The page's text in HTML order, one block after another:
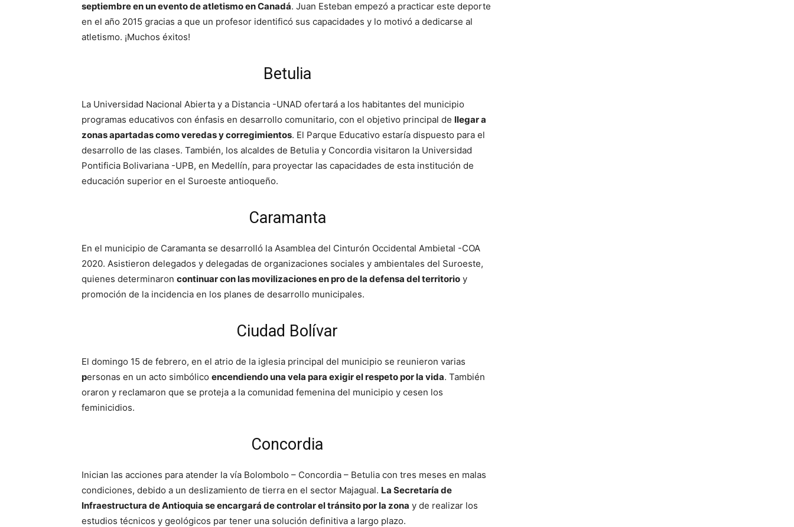
septiembre en un evento de atletismo en Canadá. Juan Esteban empezó a practicar este deporte
en el año 2015 gracias a que un profesor identificó sus capacidades y lo motivó a dedicarse al
atletismo. ¡Muchos éxitos!
Betulia
La Universidad Nacional Abierta y a Distancia -UNAD ofertará a los habitantes del municipio
programas educativos con énfasis en desarrollo comunitario, con el objetivo principal de llegar a
zonas apartadas como veredas y corregimientos. El Parque Educativo estaría dispuesto para el
desarrollo de las clases. También, los alcaldes de Betulia y Concordia visitaron la Universidad
Pontificia Bolivariana -UPB, en Medellín, para proyectar las capacidades de esta institución de
educación superior en el Suroeste antioqueño.
Caramanta
En el municipio de Caramanta se desarrolló la Asamblea del Cinturón Occidental Ambietal -COA
2020. Asistieron delegados y delegadas de organizaciones sociales y ambientales del Suroeste,
quienes determinaron continuar con las movilizaciones en pro de la defensa del territorio y
promoción de la incidencia en los planes de desarrollo municipales.
Ciudad Bolívar
El domingo 15 de febrero, en el atrio de la iglesia principal del municipio se reunieron varias
personas en un acto simbólico encendiendo una vela para exigir el respeto por la vida. También
oraron y reclamaron que se proteja a la comunidad femenina del municipio y cesen los
feminicidios.
Concordia
Inician las acciones para atender la vía Bolombolo – Concordia – Betulia con tres meses en malas
condiciones, debido a un deslizamiento de tierra en el sector Majagual. La Secretaría de
Infraestructura de Antioquia se encargará de controlar el tránsito por la zona y de realizar los
estudios técnicos y geológicos par tener una solución definitiva a largo plazo.